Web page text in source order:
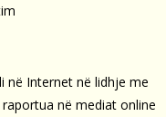
në Internet në lidhje me
në mediat online